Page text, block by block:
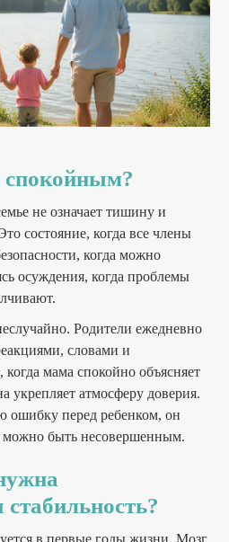
спокойным?
не означает тишину и
состояние, когда все члены
когда можно
осуждения, когда проблемы
Родители ежедневно
словами и
мама спокойно объясняет
укрепляет атмосферу доверия.
ошибку перед ребенком, он
можно быть несовершенным.